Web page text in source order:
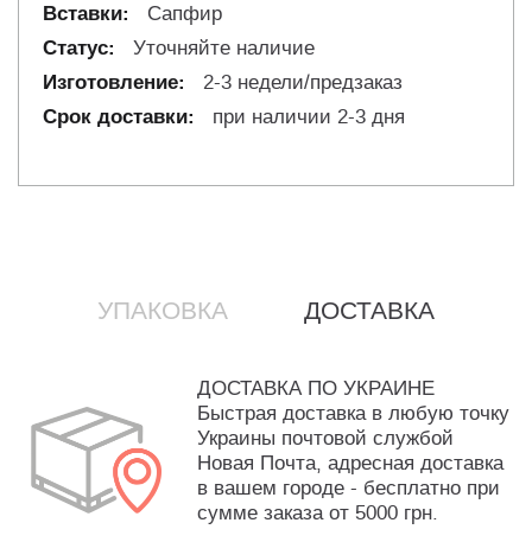
Сапфир
Уточняйте наличие
2-3 недели/предзаказ
при наличии 2-3 дня
УПАКОВКА ДОСТАВКА
ДОСТАВКА ПО УКРАИНЕ
Быстрая доставка в любую точку
Украины почтовой службой
Новая Почта, адресная доставка
в вашем городе - бесплатно при
сумме заказа от 5000 грн.